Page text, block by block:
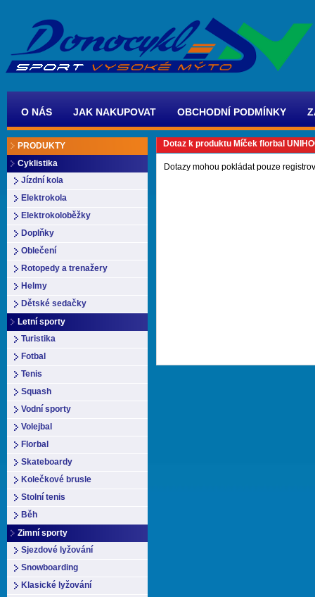
O NÁS JAK NAKUPOVAT OBCHODNÍ PODMÍNKY
PRODUKTY
Cyklistika
Jízdní kola
Elektrokola
Elektrokoloběžky
Doplňky
Oblečení
Rotopedy a trenažery
Helmy
Dětské sedačky
Letní sporty
Turistika
Fotbal
Tenis
Squash
Vodní sporty
Volejbal
Florbal
Skateboardy
Kolečkové brusle
Stolní tenis
Běh
Zimní sporty
Sjezdové lyžování
Snowboarding
Klasické lyžování
Dotaz k produktu Míček florbal
Dotazy mohou pokládat pouze